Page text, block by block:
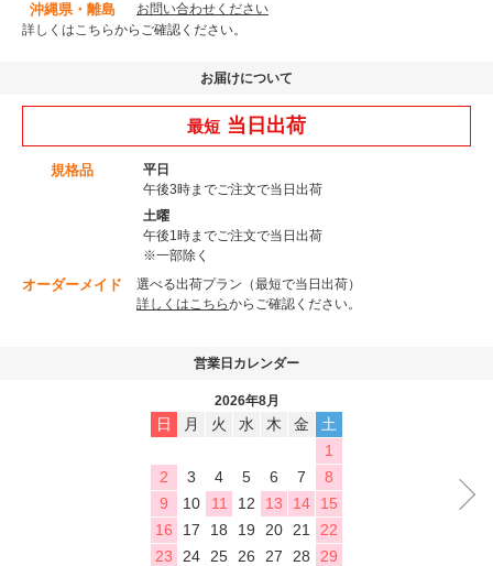
沖縄県・離島
お問い合わせください
詳しくはこちらからご確認ください。
お届けについて
最短 当日出荷
規格品
平日
午後3時までご注文で当日出荷
土曜
午後1時までご注文で当日出荷
※一部除く
オーダーメイド
選べる出荷プラン（最短で当日出荷）
詳しくはこちらからご確認ください。
営業日カレンダー
2026年8月
日 月 火 水 木 金
土
1
2
3 4 5 6 7
8
9
10 11 12 13 14
15
16
17 18 19 20 21
22
23
24 25 26 27 28
29